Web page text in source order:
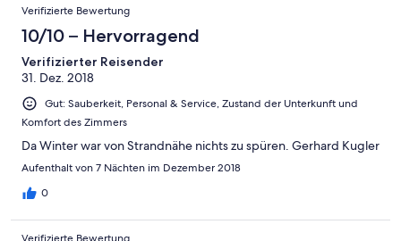
Verifizierte Bewertung
10/10 – Hervorragend
Verifizierter Reisender
31. Dez. 2018
Gut: Sauberkeit, Personal & Service, Zustand der Unterkunft und
Komfort des Zimmers
Da Winter war von Strandnähe nichts zu spüren. Gerhard Kugler
Aufenthalt von 7 Nächten im Dezember 2018
0